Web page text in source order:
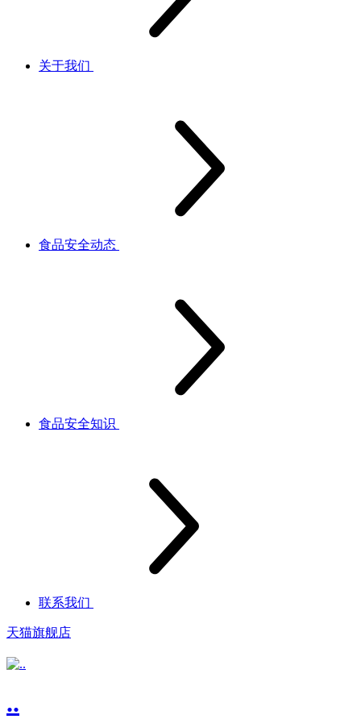
关于我们
食品安全动态
食品安全知识
联系我们
天猫旗舰店
..